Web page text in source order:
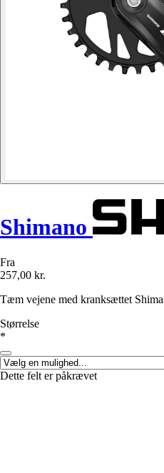
Shimano
Fra
257,00 kr.
Tæm vejene med kranksættet
Størrelse
*
Dette felt er påkrævet